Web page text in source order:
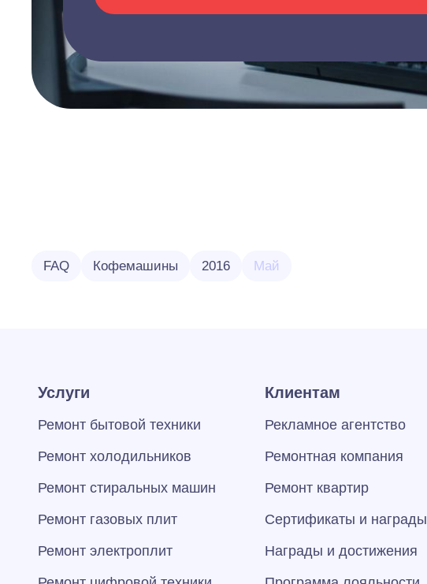
FAQ Кофемашины 2016 Май
Услуги
Ремонт бытовой техники
Ремонт холодильников
Ремонт стиральных машин
Ремонт газовых плит
Ремонт электроплит
Клиентам
Рекламное агентство
Ремонтная компания
Ремонт квартир
Сертификаты и награды
Награды и достижения